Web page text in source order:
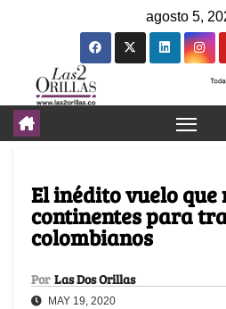
agosto 5,
El inédito vuelo
continentes para
colombianos
Por Las Dos Orillas
MAY 19, 2020